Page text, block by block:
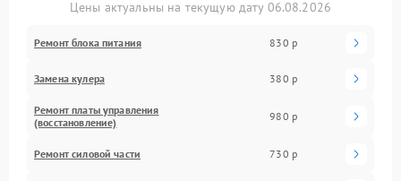
Цены актуальны на текущую дату 06.08.2026
Ремонт блока питания 830 р
Замена кулера 380 р
Ремонт платы управления
(восстановление)
980 р
Ремонт силовой части 730 р